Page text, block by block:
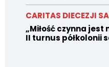
CARITAS DIECEZJI
„Miłość czynna
II turnus półkolonii